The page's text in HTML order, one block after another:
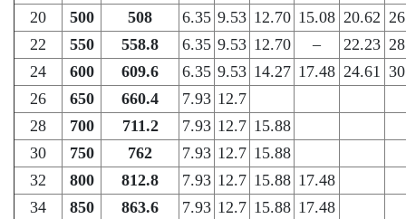
20
500 508 6.35 9.53 12.70 15.08 20.62
22
550 558.8 6.35 9.53 12.70 – 22.23
24
600 609.6 6.35 9.53 14.27 17.48 24.61
26
650 660.4 7.93 12.7
28
700 711.2 7.93 12.7 15.88
30
750 762 7.93 12.7 15.88
32
800 812.8 7.93 12.7 15.88 17.48
34
850 863.6 7.93 12.7 15.88 17.48